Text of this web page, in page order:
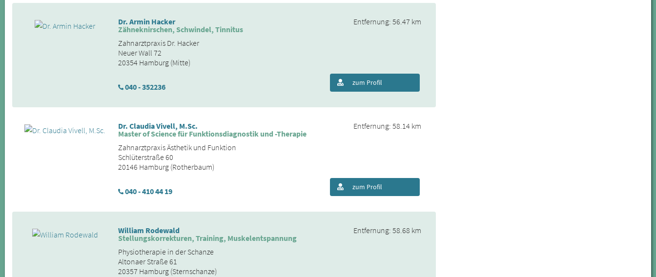
Dr. Armin Hacker
Zähneknirschen, Schwindel, Tinnitus
Zahnarztpraxis Dr. Hacker
Neuer Wall 72
20354 Hamburg (Mitte)
040 - 352236
Entfernung: 56.47 km
zum Profil
Dr. Claudia Vivell, M.Sc.
Master of Science für Funktionsdiagnostik und -Therapie
Zahnarztpraxis Ästhetik und Funktion
Schlüterstraße 60
20146 Hamburg (Rotherbaum)
040 - 410 44 19
Entfernung: 58.14 km
zum Profil
William Rodewald
Stellungskorrekturen, Training, Muskelentspannung
Physiotherapie in der Schanze
Altonaer Straße 61
20357 Hamburg (Sternschanze)
Entfernung: 58.68 km